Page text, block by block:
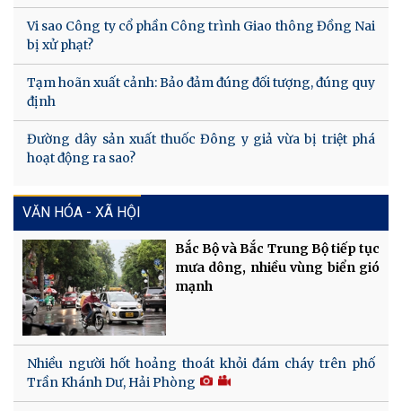
Vi sao Công ty cổ phần Công trình Giao thông Đồng Nai
bị xử phạt?
Tạm hoãn xuất cảnh: Bảo đảm đúng đối tượng, đúng quy
định
Đường dây sản xuất thuốc Đông y giả vừa bị triệt phá
hoạt động ra sao?
VĂN HÓA - XÃ HỘI
Bắc Bộ và Bắc Trung Bộ tiếp tục
mưa dông, nhiều vùng biển gió
mạnh
Nhiều người hốt hoảng thoát khỏi đám cháy trên phố
Trần Khánh Dư, Hải Phòng